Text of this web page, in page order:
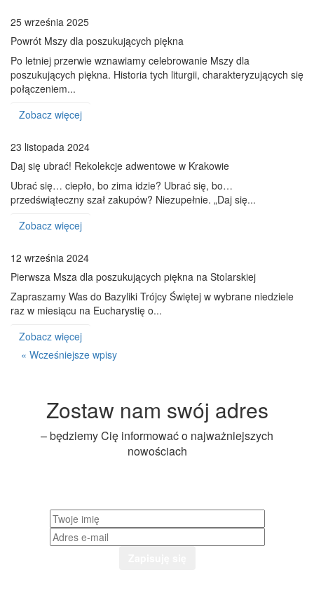
25 września 2025
Powrót Mszy dla poszukujących piękna
Po letniej przerwie wznawiamy celebrowanie Mszy dla
poszukujących piękna. Historia tych liturgii, charakteryzujących się
połączeniem...
Zobacz więcej
23 listopada 2024
Daj się ubrać! Rekolekcje adwentowe w Krakowie
Ubrać się… ciepło, bo zima idzie? Ubrać się, bo…
przedświąteczny szał zakupów? Niezupełnie. „Daj się...
Zobacz więcej
12 września 2024
Pierwsza Msza dla poszukujących piękna na Stolarskiej
Zapraszamy Was do Bazyliki Trójcy Świętej w wybrane niedziele
raz w miesiącu na Eucharystię o...
Zobacz więcej
« Wcześniejsze wpisy
Zostaw nam swój adres
– będziemy Cię informować o najważniejszych
nowościach